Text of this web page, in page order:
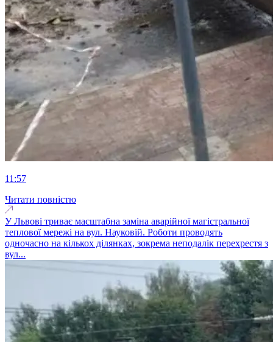
11:57
Читати повністю
У Львові триває масштабна заміна аварійної магістральної
теплової мережі на вул. Науковій. Роботи проводять
одночасно на кількох ділянках, зокрема неподалік перехрестя з
вул...